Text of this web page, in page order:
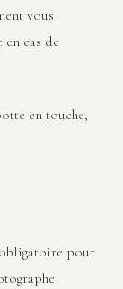
vous
cas de
en touche,
pour